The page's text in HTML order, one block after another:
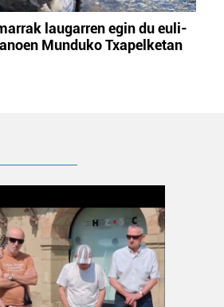
laugarren egin du euli-
Munduko Txapelketan